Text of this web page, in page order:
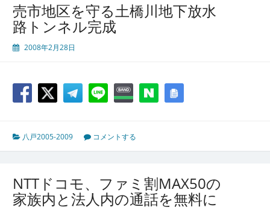
売市地区を守る土橋川地下放水
路トンネル完成
2008年2月28日
八戸2005-2009 コメントする
NTTドコモ、ファミ割MAX50の
家族内と法人内の通話を無料に